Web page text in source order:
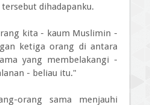
dihadapanku.
kita - kaum Muslimin -
ketiga orang di antara
yang membelakangi -
- beliau itu."
orang sama menjauhi